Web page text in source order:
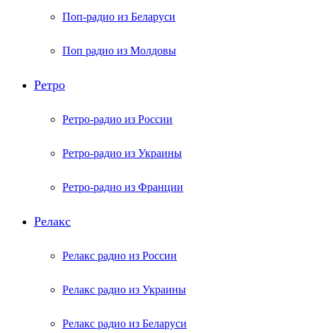
Поп-радио из Беларуси
Поп радио из Молдовы
Ретро
Ретро-радио из России
Ретро-радио из Украины
Ретро-радио из Франции
Релакс
Релакс радио из России
Релакс радио из Украины
Релакс радио из Беларуси